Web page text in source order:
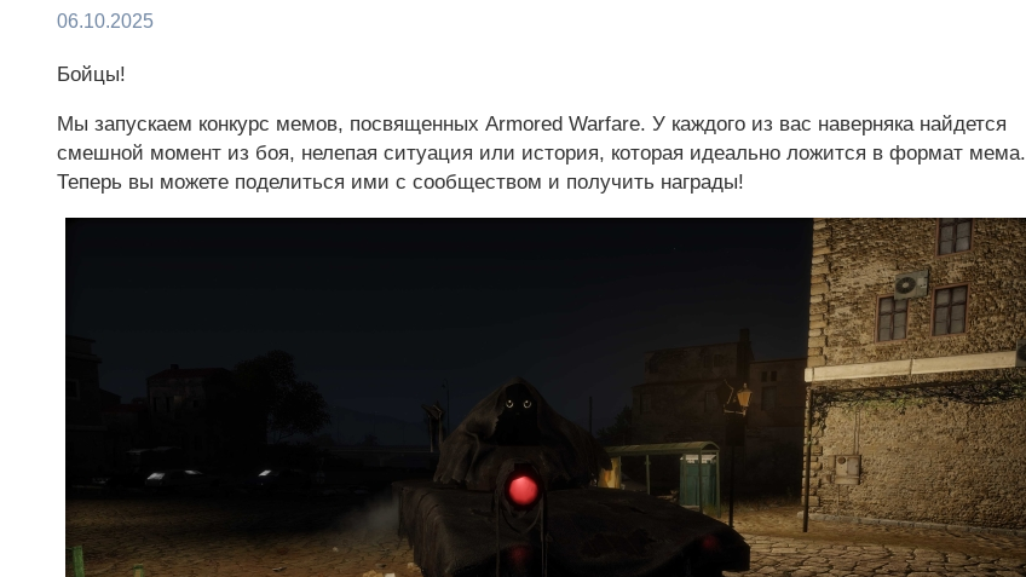
06.10.2025
Бойцы!
Мы запускаем конкурс мемов, посвященных Armored Warfare. У каждого из вас наверняка найдется
смешной момент из боя, нелепая ситуация или история, которая идеально ложится в формат мема.
Теперь вы можете поделиться ими с сообществом и получить награды!